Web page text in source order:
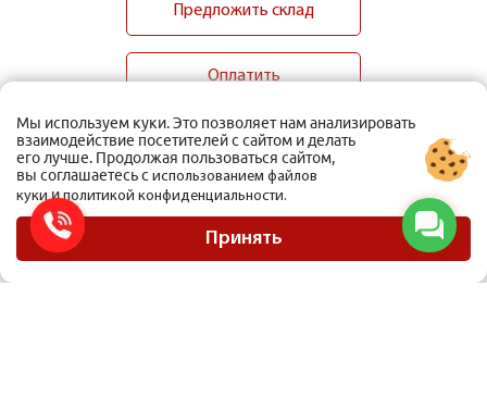
Предложить склад
Оплатить
Карта сайта
Политика конфиденциальности
Материалы, размещенные на сайте, не являются публичной офертой
Мы используем куки. Это позволяет нам анализировать
взаимодействие посетителей с сайтом и делать
его лучше. Продолжая пользоваться сайтом,
вы соглашаетесь с использованием файлов
кукииполитикой конфиденциальности.
Принять